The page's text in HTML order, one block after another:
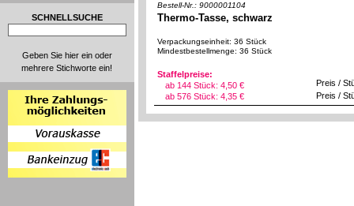
SCHNELLSUCHE
Geben Sie hier ein oder
mehrere Stichworte ein!
Bestell-Nr.: 9000001104
Thermo-Tasse, schwarz
Verpackungseinheit: 36 Stück
Mindestbestellmenge: 36 Stück
Staffelpreise:
ab 144 Stück: 4,50 €
ab 576 Stück: 4,35 €
Preis /
Preis /